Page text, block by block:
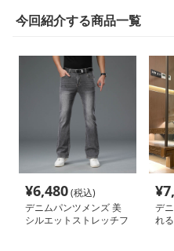
今回紹介する商品一覧
¥6,480(税込)
デニムパンツメンズ 美
シルエットストレッチフ
¥
デ
れ